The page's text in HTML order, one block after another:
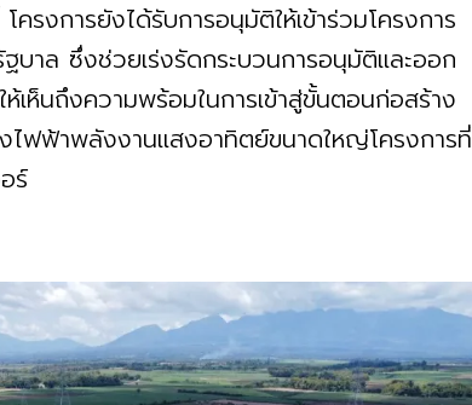
งการยังได้รับการอนุมัติให้เข้าร่วมโครงการ
บาล ซึ่งช่วยเร่งรัดกระบวนการอนุมัติและออก
ห็นถึงความพร้อมในการเข้าสู่ขั้นตอนก่อสร้าง
งไฟฟ้าพลังงานแสงอาทิตย์ขนาดใหญ่โครงการที่
ร์